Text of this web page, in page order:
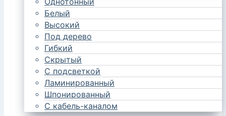
Белый
Высокий
Под дерево
Гибкий
Скрытый
С подсветкой
Ламинированный
Шпонированный
С кабель-каналом